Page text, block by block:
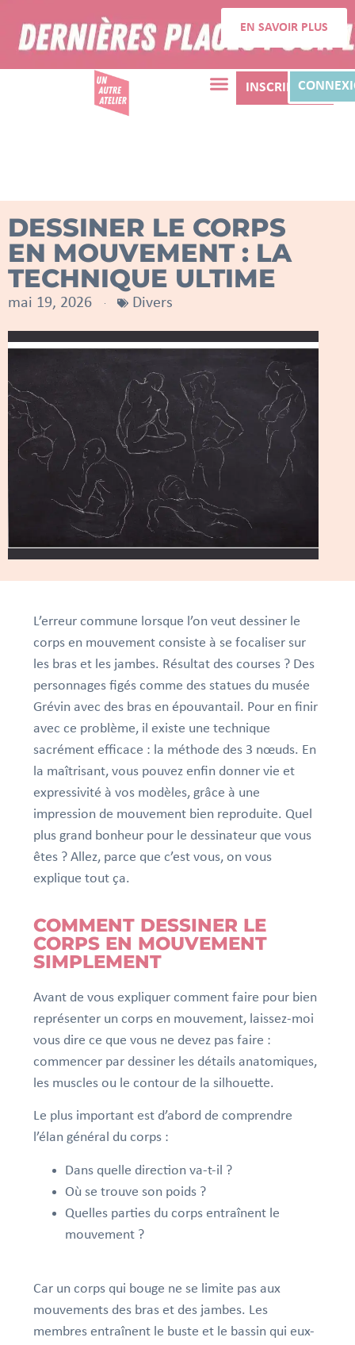
EN SAVOIR PLUS
INSCRIPTION
DESSINER LE CORPS
EN MOUVEMENT : LA
TECHNIQUE ULTIME
mai 19, 2026 Divers
L’erreur commune lorsque l’on veut dessiner le
corps en mouvement consiste à se focaliser sur
les bras et les jambes. Résultat des courses ? Des
personnages figés comme des statues du musée
Grévinavec des bras en épouvantail . Pour en finir
avec ce problème, il existe une technique
sacrément efficace : la méthode des 3 nœuds. En
la maîtrisant, vous pouvez enfin donner vie et
expressivité à vos modèles, grâce à une
impression de mouvement bien reproduite. Quel
plus grand bonheur pour le dessinateur que vous
êtes ? Allez, parce que c’est vous, on vous
explique tout ça.
COMMENT DESSINER LE
CORPS EN MOUVEMENT
SIMPLEMENT
Avant de vous expliquer comment faire pour bien
représenter un corps en mouvement, laissez-moi
vous dire ce que vous ne devez pas faire :
commencer par dessiner les détails anatomiques,
les muscles ou le contour de la silhouette.
Le plus important est d’abord de comprendre
l’élan général du corps :
Dans quelle direction va-t-il ?
Où se trouve son poids ?
Quelles parties du corps entraînent le
mouvement ?
Car un corps qui bouge ne se limite pas aux
mouvements des bras et des jambes. Les
membres entraînent le buste et le bassin qui eux-